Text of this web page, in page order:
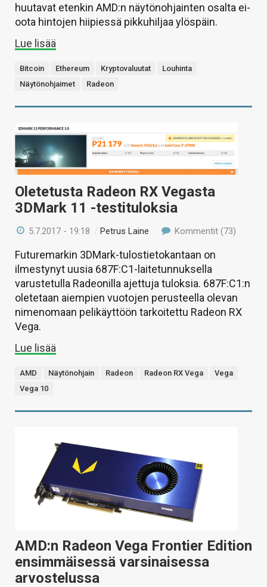
huutavat etenkin AMD:n näytönohjainten osalta ei-
oota hintojen hiipiessä pikkuhiljaa ylöspäin.
Lue lisää
Bitcoin Ethereum Kryptovaluutat
Louhinta
Näytönohjaimet
Radeon
Oletetusta Radeon RX Vegasta
3DMark 11 -testituloksia
5.7.2017 - 19:18 /Petrus Laine Kommentit (73)
Futuremarkin 3DMark-tulostietokantaan on
ilmestynyt uusia 687F:C1-laitetunnuksella
varustetulla Radeonilla ajettuja tuloksia. 687F:C1:n
oletetaan aiempien vuotojen perusteella olevan
nimenomaan pelikäyttöön tarkoitettu Radeon RX
Vega.
Lue lisää
AMD Näytönohjain Radeon Radeon RX Vega
Vega
Vega 10
AMD:n Radeon Vega Frontier Edition
ensimmäisessä varsinaisessa
arvostelussa